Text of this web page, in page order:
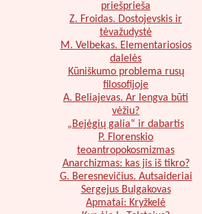
priešprieša
Z. Froidas. Dostojevskis ir
tėvažudystė
M. Velbekas. Elementariosios
dalelės
Kūniškumo problema rusų
filosofijoje
A. Beliajevas. Ar lengva būti
vėžiu?
„Bejėgių galia“ ir dabartis
P. Florenskio
teoantropokosmizmas
Anarchizmas: kas jis iš tikro?
G. Beresnevičius. Autsaideriai
Sergejus Bulgakovas
Apmatai: Kryžkelė